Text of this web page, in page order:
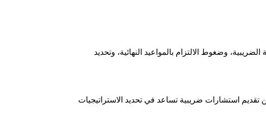
وضغوط الالتزام بالمواعيد النهائية، وتحديد
استشارات ضريبية تساعد في تحديد الاستراتيجيات